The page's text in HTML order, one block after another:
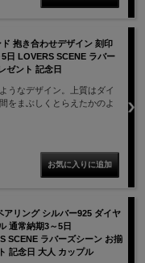
抱き合わせデザイン 刻印
日 LOVERS SCENE ラバー
ゼント 記念日
うなデザイン。上質はダイ
をまぶしくとらえたかのよ
アリング シルバー925 ダイヤ
通常納期3～5日
SCENE ラバーズシーン お揃
記念日 大人 カップル